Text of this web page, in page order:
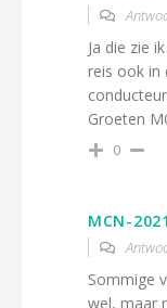
Ja die zie
reis ook in
Groeten
0
MCN-2021
Sommige
wel, maar